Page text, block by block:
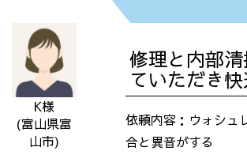
K様
(富山県富
山市)
修理と内部
ていただき快
依頼内容：ウォシュ
合と異音がする